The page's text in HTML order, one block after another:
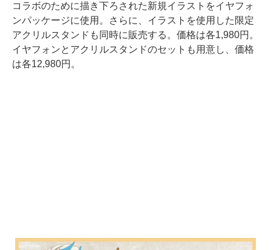
コラボのために描き下ろされた新規イラストをイヤフォ
ンパッケージに使用。さらに、イラストを使用した限定
アクリルスタンドも同時に販売する。価格は各1,980円。
イヤフォンとアクリルスタンドのセットも用意し、価格
は各12,980円。